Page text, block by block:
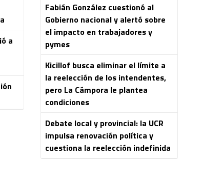
a
Fabián González cuestionó al
Gobierno nacional y alertó sobre
el impacto en trabajadores y
pymes
Kicillof busca eliminar el límite a
la reelección de los intendentes,
pero La Cámpora le plantea
condiciones
Debate local y provincial: la UCR
impulsa renovación política y
cuestiona la reelección indefinida